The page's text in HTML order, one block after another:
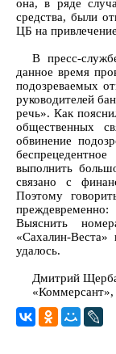
она, в ряде
средства, были
ЦБ на
В пресс-
данное время
подозреваемых
руководителей
речь». Как
общественных
обвинение
выполнить
связано с
Поэтому
Выяснить
«Сахалин-
удалось.
Дмитрий